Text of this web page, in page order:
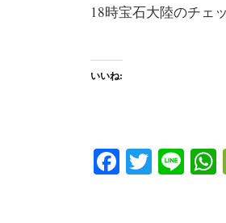
18時宝石大陸のチェ
いいね:
Fa T Li